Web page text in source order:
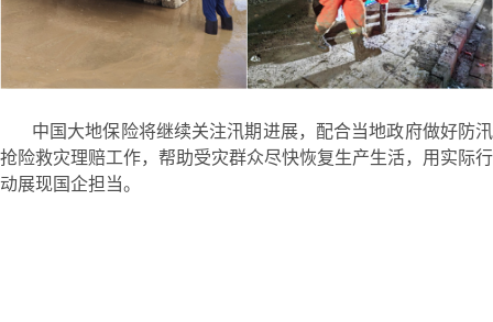
中国大地保险将继续关注汛期进展，配合当地政府做好防汛
抢险救灾理赔工作，帮助受灾群众尽快恢复生产生活，用实际行
动展现国企担当。